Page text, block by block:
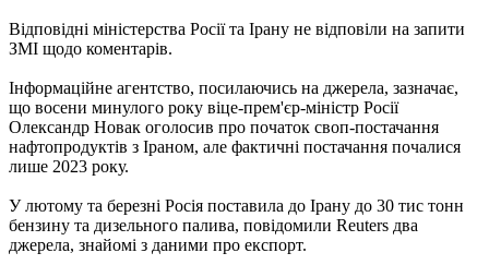
Відповідні міністерства Росії та Ірану не відповіли на запити
ЗМІ щодо коментарів.
Інформаційне агентство, посилаючись на джерела, зазначає,
що восени минулого року віце-прем'єр-міністр Росії
Олександр Новак оголосив про початок своп-постачання
нафтопродуктів з Іраном, але фактичні постачання почалися
лише 2023 року.
У лютому та березні Росія поставила до Ірану до 30 тис тонн
бензину та дизельного палива, повідомили Reuters два
джерела, знайомі з даними про експорт.